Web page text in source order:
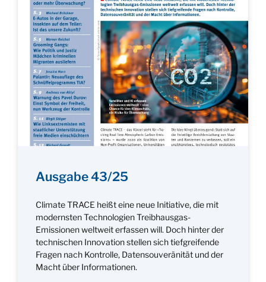
Ausgabe 43/25
Climate TRACE heißt eine neue Initiative, die mit
modernsten Technologien Treibhausgas-
Emissionen weltweit erfassen will. Doch hinter der
technischen Innovation stellen sich tiefgreifende
Fragen nach Kontrolle, Datensouveränität und der
Macht über Informationen.